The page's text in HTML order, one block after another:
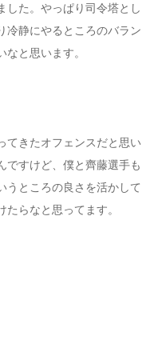
した。やっぱり司令塔とし
冷静にやるところのバラン
と思います。
てきたオフェンスだと思い
ですけど、僕と齊藤選手も
うところの良さを活かして
らなと思ってます。